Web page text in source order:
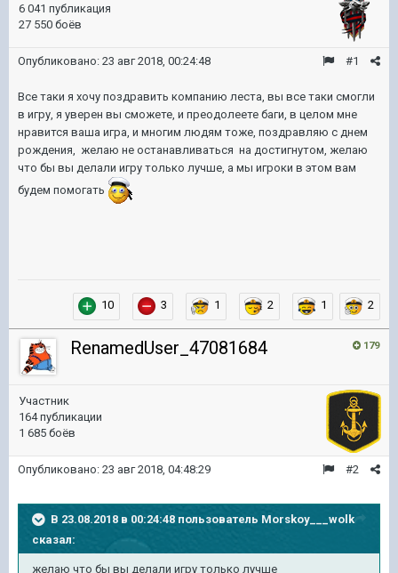
6 041 публикация
27 550 боёв
#1
Опубликовано: 23 авг 2018, 00:24:48
Все таки я хочу поздравить компанию леста, вы все таки смогли
в игру, я уверен вы сможете, и преодолеете баги, в целом мне
нравится ваша игра, и многим людям тоже, поздравляю с днем
рождения, желаю не останавливаться на достигнутом, желаю
что бы вы делали игру только лучше, а мы игроки в этом вам
будем помогать
10 3 1 2 1 2
179
RenamedUser_47081684
Участник
164 публикации
1 685 боёв
#2
Опубликовано: 23 авг 2018, 04:48:29
В 23.08.2018 в 00:24:48 пользователь Morskoy___wolk
сказал:
желаю что бы вы делали игру только лучше